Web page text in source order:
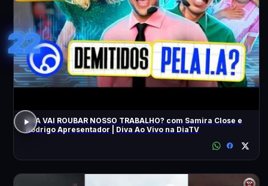
22
A IA VAI ROUBAR NOSSO TRABALHO? com Samira Close e
Rodrigo Apresentador | Diva Ao Vivo na DiaTV